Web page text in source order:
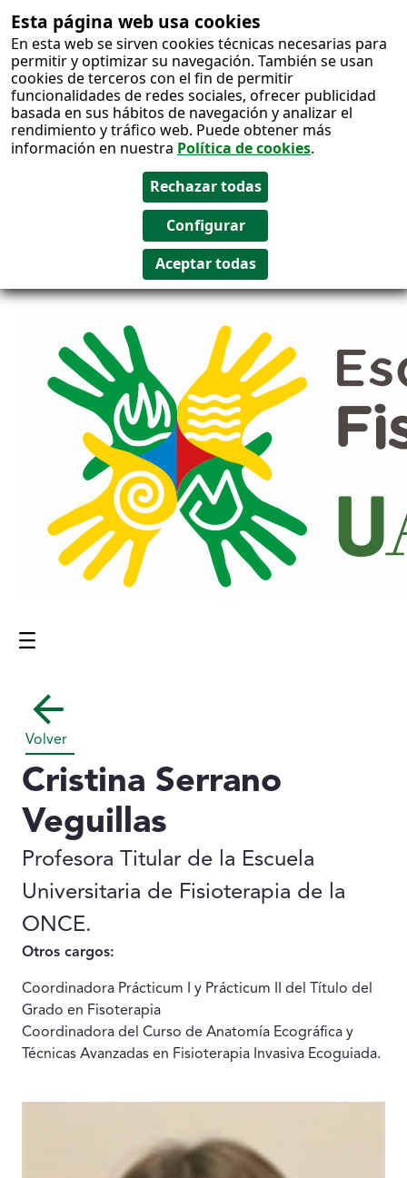
Esta página web usa cookies
En esta web se sirven cookies técnicas necesarias para
permitir y optimizar su navegación. También se usan
cookies de terceros con el fin de permitir
funcionalidades de redes sociales, ofrecer publicidad
basada en sus hábitos de navegación y analizar el
rendimiento y tráfico web. Puede obtener más
información en nuestra Política de cookies.
Salto al
contenido
Contenido principal
Volver
Cristina Serrano
Veguillas
Profesora Titular de la Escuela
Universitaria de Fisioterapia de la
ONCE.
Otros cargos:
Coordinadora Prácticum I y Prácticum II del Título del
Grado en Fisoterapia
Coordinadora del Curso de Anatomía Ecográfica y
Técnicas Avanzadas en Fisioterapia Invasiva Ecoguiada.